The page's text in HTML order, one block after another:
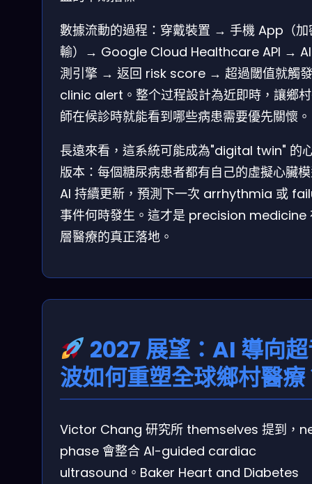
數據流動的過程：穿戴裝置 → 手機 App（加
輸）→ Google Cloud Healthcare API →
測引擎 → 返回 risk score → 超過閾值就觸發
clinic alert。整个过程設計為近即時，讓鄉
師在候診時就能看到哪些病患需要優先關懷。
長遠來看，這系統可能成為"digital twin" 的
版本：每個糖尿病患者都有自己的虛擬心臟
AI 持續更新，預測下一次 arrhythmia 或
事件何時發生。這才是 precision medicine
層醫療的真正落地。
2027 展望：AI 導向
波如何重塑全球鄉村醫療
Victor Chang 研究所 themselves 提到，
phase 會整合 AI-guided cardiac
ultrasound。Baker Heart and Diabetes